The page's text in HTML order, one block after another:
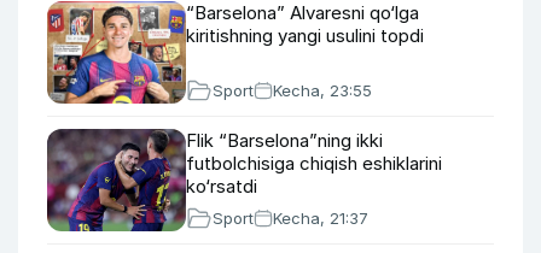
“Barselona” Alvaresni qo‘lga
kiritishning yangi usulini topdi
Sport Kecha, 23:55
Flik “Barselona”ning ikki
futbolchisiga chiqish eshiklarini
ko‘rsatdi
Sport Kecha, 21:37